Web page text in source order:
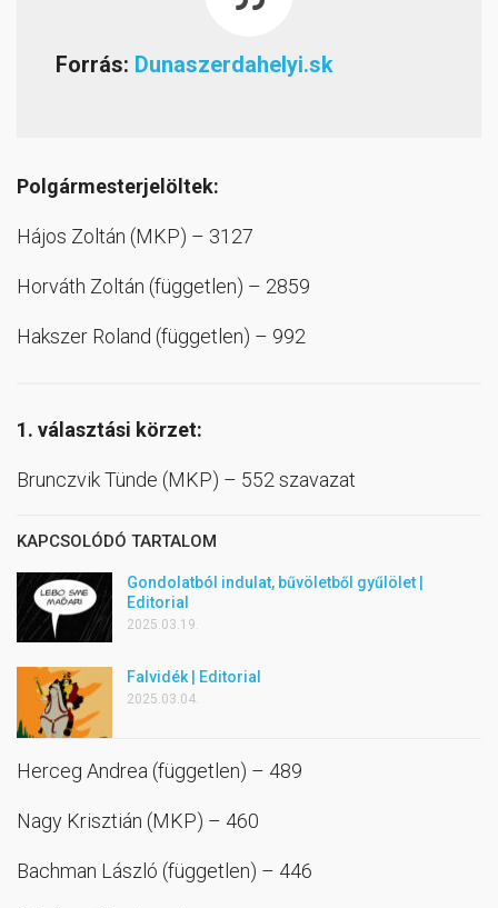
Forrás: Dunaszerdahelyi.sk
Polgármesterjelöltek:
Hájos Zoltán (MKP) – 3127
Horváth Zoltán (független) – 2859
Hakszer Roland (független) – 992
1. választási körzet:
Brunczvik Tünde (MKP) – 552 szavazat
KAPCSOLÓDÓ TARTALOM
Gondolatból indulat, bűvöletből gyűlölet |
Editorial
2025.03.19.
Falvidék | Editorial
2025.03.04.
Herceg Andrea (független) – 489
Nagy Krisztián (MKP) – 460
Bachman László (független) – 446